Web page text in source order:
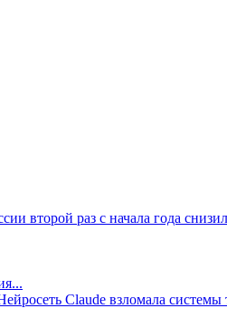
второй раз с начала года
Claude взломала